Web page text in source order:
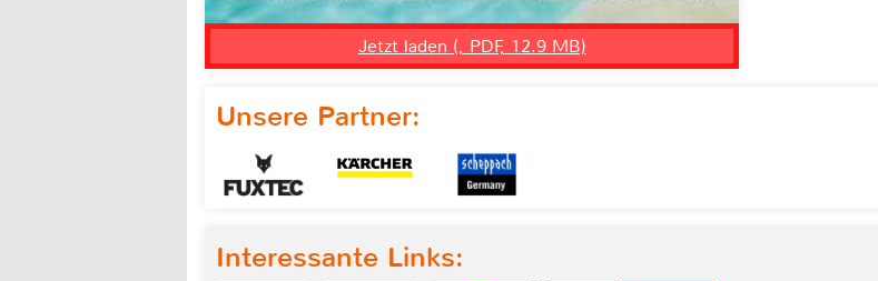
Jetzt laden (, PDF, 12.9 MB)
Unsere Partner:
Interessante Links: